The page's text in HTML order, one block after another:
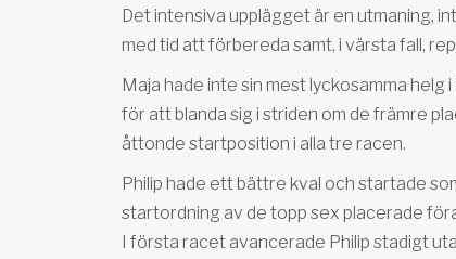
Det intensiva upplägget är en utmaning,
med tid att förbereda samt, i värsta fall,
Maja hade inte sin mest lyckosamma helg
för att blanda sig i striden om de främre
åttonde startposition i alla tre racen.
Philip hade ett bättre kval och startade
startordning av de topp sex placerade
I första racet avancerade Philip stadigt